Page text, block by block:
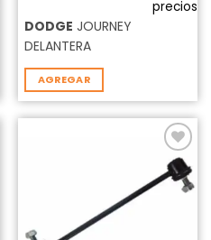
precios
DODGE JOURNEY
DELANTERA
AGREGAR
Añadir
a la
lista de